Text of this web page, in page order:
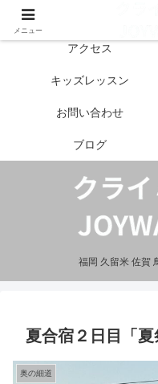
福岡 久留米 佐賀
アクセス
キッズレッスン
お問い合わせ
ブログ
夏合宿２日目「夏
奥の細道
メニュー